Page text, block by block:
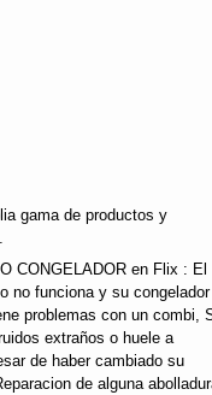
gama de productos y
CONGELADOR en Flix : El
no funciona y su
problemas con un combi,
extraños o huele a
de haber cambiado su
de alguna